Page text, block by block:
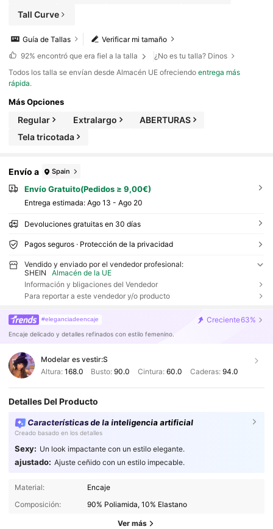
Tall Curve
Verificar mi tamaño
Guía de Tallas
92% encontró que era fiel a la talla
¿No es tu talla? Dinos
Todos los talla se envían desde Almacén UE ofreciendoentrega más
rápida.
Más Opciones
Regular Extralargo
ABERTURAS
Tela tricotada
Envío a Spain
Envío Gratuito(Pedidos ≥ 9,00€)
Entrega estimada: Ago 13 - Ago 20
Devoluciones gratuitas en 30 días
Pagos seguros · Protección de la privacidad
Vendido y enviado por el vendedor profesional:
SHEIN
Almacén de la UE
Información y bligaciones del Vendedor
Para reportar a este vendedor y/o producto
#eleganciadeencaje Creciente63%
Encaje delicado y detalles refinados con estilo femenino.
Modelar es vestir:S
Altura: 168.0 Busto:90.0 Cintura: 60.0 Caderas: 94.0
Detalles Del Producto
Características de la inteligencia artificial
Creado basado en los detalles
Sexy: Un look impactante con un estilo elegante.
ajustado: Ajuste ceñido con un estilo impecable.
Material:
Encaje
Composición:
90% Poliamida, 10% Elastano
Ver más